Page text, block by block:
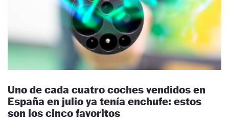
Uno de cada cuatro coches vendidos en
España en julio ya tenía enchufe: estos
son los cinco favoritos